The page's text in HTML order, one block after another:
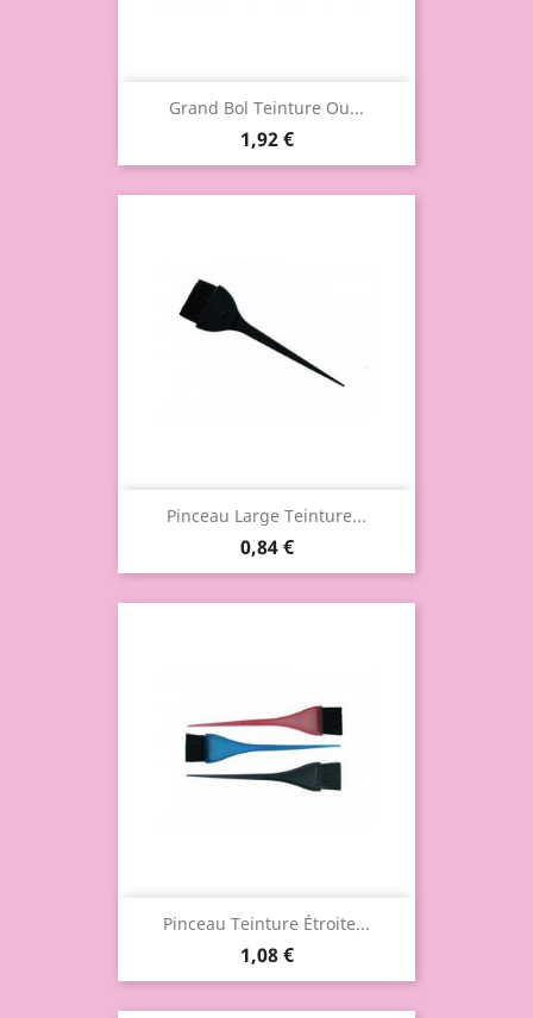
Grand Bol Teinture Ou...
1,92 €
Pinceau Large Teinture...
0,84 €
Pinceau Teinture Étroite...
1,08 €